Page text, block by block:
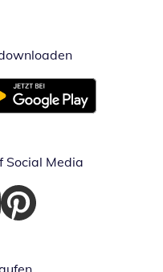
Öffnet in
in neuem Fenster
Social Media
Fenster
in neuem Fenster
Öffnet in neuem Fenster